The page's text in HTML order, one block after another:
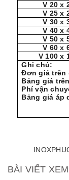
V 20 x
V 25 x
V 30 x
V 40 x
V 50 x
V 60 x
V 100 x
Ghi chú:
Đơn giá trên
Bảng giá
Phí vận
Bảng
Giá inox
BÀI VIẾT